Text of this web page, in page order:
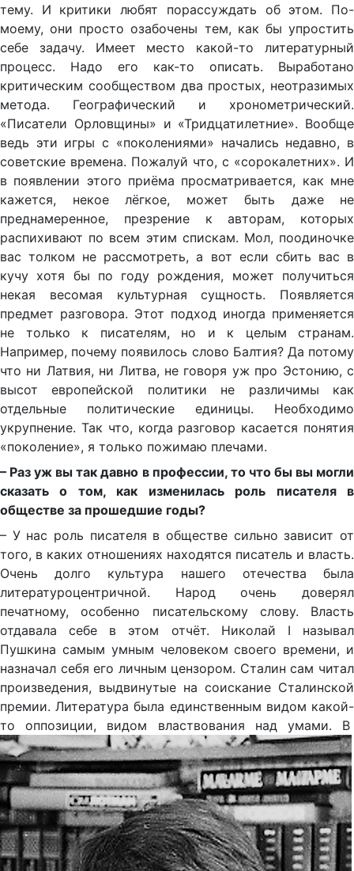
тему. И критики любят порассуждать об этом. По-
моему, они просто озабочены тем, как бы упростить
себе задачу. Имеет место какой-то литературный
процесс. Надо его как-то описать. Выработано
критическим сообществом два простых, неотразимых
метода. Географический и хронометрический.
«Писатели Орловщины» и «Тридцатилетние». Вообще
ведь эти игры с «поколениями» начались недавно, в
советские времена. Пожалуй что, с «сорокалетних». И
в появлении этого приёма просматривается, как мне
кажется, некое лёгкое, может быть даже не
преднамеренное, презрение к авторам, которых
распихивают по всем этим спискам. Мол, поодиночке
вас толком не рассмотреть, а вот если сбить вас в
кучу хотя бы по году рождения, может получиться
некая весомая культурная сущность. Появляется
предмет разговора. Этот подход иногда применяется
не только к писателям, но и к целым странам.
Например, почему появилось слово Балтия? Да потому
что ни Латвия, ни Литва, не говоря уж про Эстонию, с
высот европейской политики не различимы как
отдельные политические единицы. Необходимо
укрупнение. Так что, когда разговор касается понятия
«поколение», я только пожимаю плечами.
– Раз уж вы так давно в профессии, то что бы вы могли
сказать о том, как изменилась роль писателя в
обществе за прошедшие годы?
– У нас роль писателя в обществе сильно зависит от
того, в каких отношениях находятся писатель и власть.
Очень долго культура нашего отечества была
литературоцентричной. Народ очень доверял
печатному, особенно писательскому слову. Власть
отдавала себе в этом отчёт. Николай I называл
Пушкина самым умным человеком своего времени, и
назначал себя его личным цензором. Сталин сам читал
произведения, выдвинутые на соискание Сталинской
премии. Литература была единственным видом какой-
то оппозиции, видом властвования над умами. В